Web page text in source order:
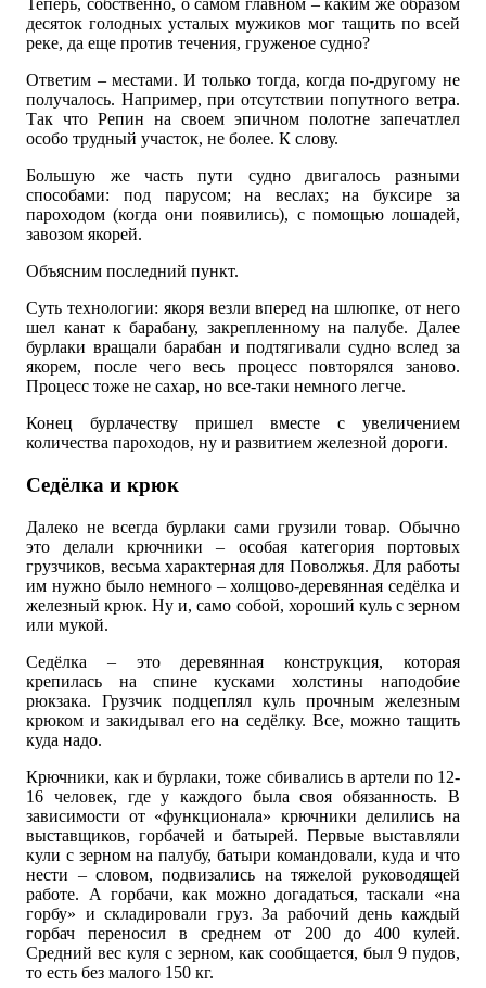
Теперь, собственно, о самом главном – каким же образом
десяток голодных усталых мужиков мог тащить по всей
реке, да еще против течения, груженое судно?
Ответим – местами. И только тогда, когда по-другому не
получалось. Например, при отсутствии попутного ветра.
Так что Репин на своем эпичном полотне запечатлел
особо трудный участок, не более. К слову.
Большую же часть пути судно двигалось разными
способами: под парусом; на веслах; на буксире за
пароходом (когда они появились), с помощью лошадей,
завозом якорей.
Объясним последний пункт.
Суть технологии: якоря везли вперед на шлюпке, от него
шел канат к барабану, закрепленному на палубе. Далее
бурлаки вращали барабан и подтягивали судно вслед за
якорем, после чего весь процесс повторялся заново.
Процесс тоже не сахар, но все-таки немного легче.
Конец бурлачеству пришел вместе с увеличением
количества пароходов, ну и развитием железной дороги.
Седёлка и крюк
Далеко не всегда бурлаки сами грузили товар. Обычно
это делали крючники – особая категория портовых
грузчиков, весьма характерная для Поволжья. Для работы
им нужно было немного – холщово-деревянная седёлка и
железный крюк. Ну и, само собой, хороший куль с зерном
или мукой.
Седёлка – это деревянная конструкция, которая
крепилась на спине кусками холстины наподобие
рюкзака. Грузчик подцеплял куль прочным железным
крюком и закидывал его на седёлку. Все, можно тащить
куда надо.
Крючники, как и бурлаки, тоже сбивались в артели по 12-
16 человек, где у каждого была своя обязанность. В
зависимости от «функционала» крючники делились на
выставщиков, горбачей и батырей. Первые выставляли
кули с зерном на палубу, батыри командовали, куда и что
нести – словом, подвизались на тяжелой руководящей
работе. А горбачи, как можно догадаться, таскали «на
горбу» и складировали груз. За рабочий день каждый
горбач переносил в среднем от 200 до 400 кулей.
Средний вес куля с зерном, как сообщается, был 9 пудов,
то есть без малого 150 кг.